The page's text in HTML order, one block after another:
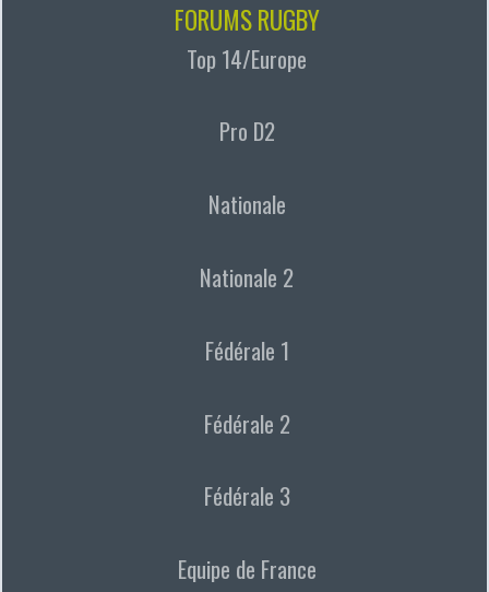
FORUMS RUGBY
Top 14/Europe
Pro D2
Nationale
Nationale 2
Fédérale 1
Fédérale 2
Fédérale 3
Equipe de France